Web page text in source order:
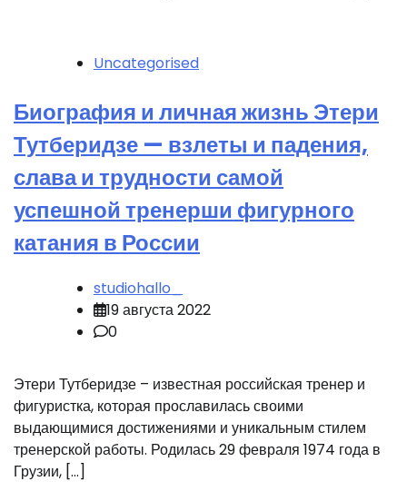
Uncategorised
Биография и личная жизнь Этери
Тутберидзе — взлеты и падения,
слава и трудности самой
успешной тренерши фигурного
катания в России
studiohallo_
19 августа 2022
0
Этери Тутберидзе – известная российская тренер и
фигуристка, которая прославилась своими
выдающимися достижениями и уникальным стилем
тренерской работы. Родилась 29 февраля 1974 года в
Грузии, […]